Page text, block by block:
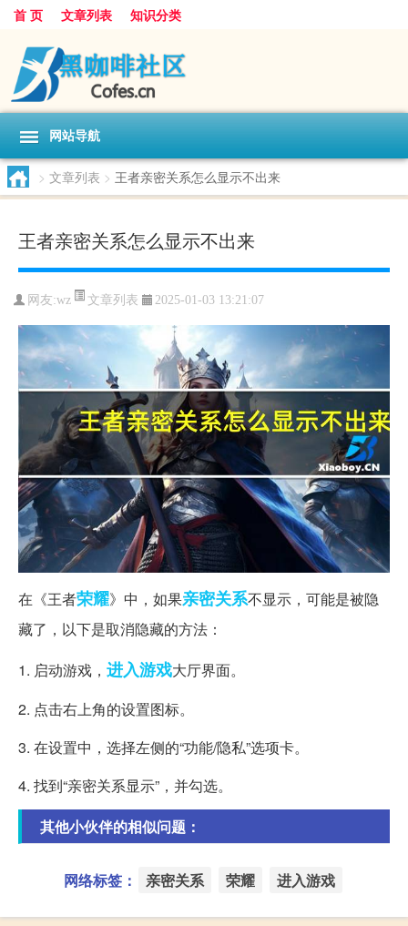
首 页 文章列表 知识分类
网站导航
> 文章列表 > 王者亲密关系怎么显示不出来
王者亲密关系怎么显示不出来
网友:wz 文章列表 2025-01-03 13:21:07
在《王者荣耀》中，如果亲密关系不显示，可能是被隐
藏了，以下是取消隐藏的方法：
1. 启动游戏， 进入游戏大厅界面。
2. 点击右上角的设置图标。
3. 在设置中，选择左侧的“功能/隐私”选项卡。
4. 找到“亲密关系显示”，并勾选。
其他小伙伴的相似问题：
网络标签： 亲密关系 荣耀 进入游戏